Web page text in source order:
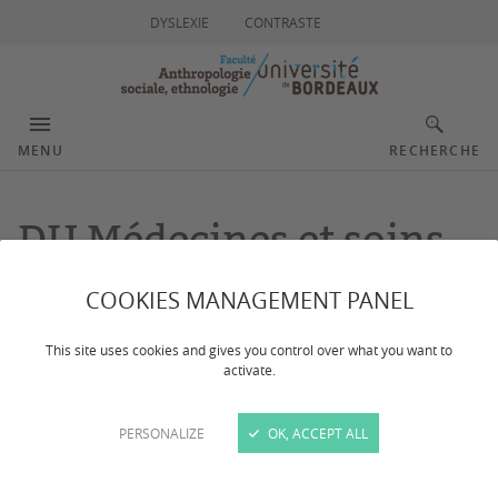
COOKIES MANAGEMENT PANEL
This site uses cookies and gives you control over what you want to
activate.
PERSONALIZE OK, ACCEPT ALL
DYSLEXIE CONTRASTE
MENU RECHERCHE
DU Médecines et soins
transculturels
le 06/05/2026
CONTACTS